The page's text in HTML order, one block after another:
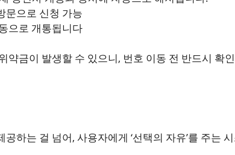
문으로 신청 가능
으로 개통됩니다
약금이 발생할 수 있으니, 번호 이동 전 반드시 확
하는 걸 넘어, 사용자에게 ‘선택의 자유’를 주는